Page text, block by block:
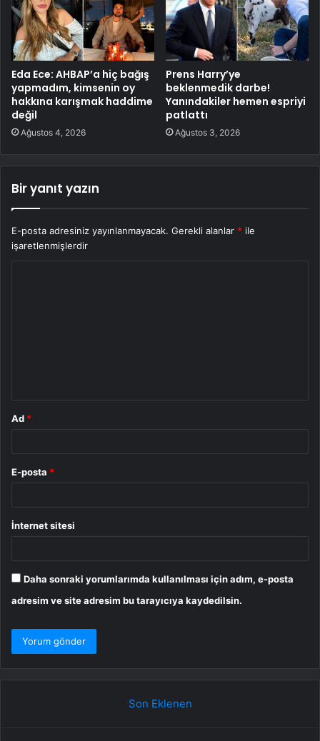
Eda Ece: AHBAP’a hiç bağış
yapmadım, kimsenin oy
hakkına karışmak haddime
değil
Ağustos 4, 2026
Prens Harry’ye
beklenmedik darbe!
Yanındakiler hemen espriyi
patlattı
Ağustos 3, 2026
Bir yanıt yazın
E-posta adresiniz yayınlanmayacak. Gerekli alanlar * ile
işaretlenmişlerdir
Ad *
E-posta *
İnternet sitesi
Daha sonraki yorumlarımda kullanılması için adım, e-posta
adresim ve site adresim bu tarayıcıya kaydedilsin.
Son Eklenen